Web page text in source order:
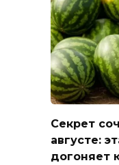
Секрет
августе:
догоняет